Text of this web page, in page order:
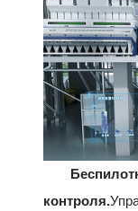
контроля.